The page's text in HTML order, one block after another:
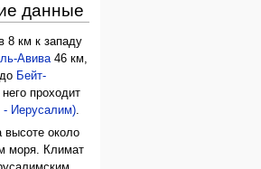
данные
8 км к западу
Авива 46 км,
Бейт-
проходит
Иерусалим)
высоте около
моря. Климат